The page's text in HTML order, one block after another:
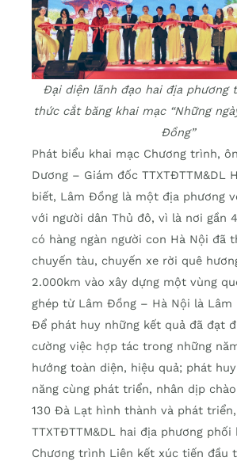
Đại diện lãnh đạo hai địa phương
thức cắt băng khai mạc “Những
Đồng”
Phát biểu khai mạc Chương trình,
Dương – Giám đốc TTXTĐTTM&DL
biết, Lâm Đồng là một địa phương
với người dân Thủ đô, vì là nơi gần
có hàng ngàn người con Hà Nội đã
chuyến tàu, chuyến xe rời quê
2.000km vào xây dựng một vùng
ghép từ Lâm Đồng – Hà Nội là Lâm
Để phát huy những kết quả đã đạt
cường việc hợp tác trong những
hướng toàn diện, hiệu quả; phát
năng cùng phát triển, nhân dịp
130 Đà Lạt hình thành và phát triển,
TTXTĐTTM&DL hai địa phương
Chương trình Liên kết xúc tiến đầu